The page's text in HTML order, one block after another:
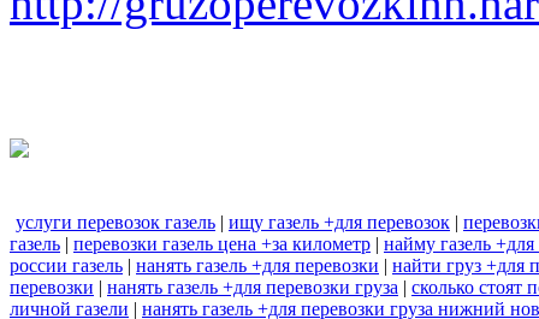
услуги перевозок газель | ищу газель +для перевозок |
газель | перевозки газель цена +за километр | найму газель
россии газель | нанять газель +для перевозки | найти груз +для
перевозки | нанять газель +для перевозки груза | сколько стоят
личной газели | нанять газель +для перевозки груза нижний